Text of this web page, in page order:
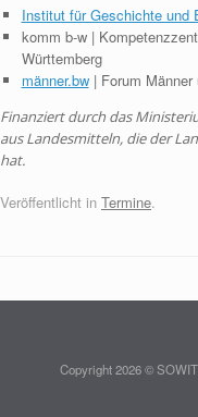
Institut für Geschichte und
komm b-w |
Württemberg
männer.bw| Forum Männer
Finanziert durch das
aus Landesmitteln, die der
hat.
Veröffentlicht in Termine.
Copyright 2026 ©